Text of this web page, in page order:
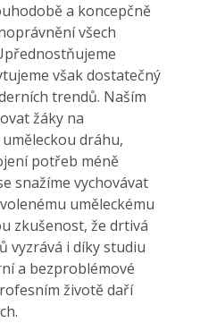
a koncepčně
všech
však dostatečný
trendů. Naším
žáky na
dráhu,
potřeb méně
snažíme vychovávat
uměleckému
zkušenost, že drtivá
vyzrává i díky studiu
a bezproblémové
životě daří